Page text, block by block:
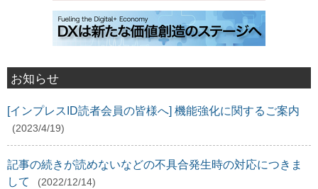
お知らせ
[インプレスID読者会員の皆様へ] 機能強化に関するご案内
(2023/4/19)
記事の続きが読めないなどの不具合発生時の対応につきま
して
(2022/12/14)